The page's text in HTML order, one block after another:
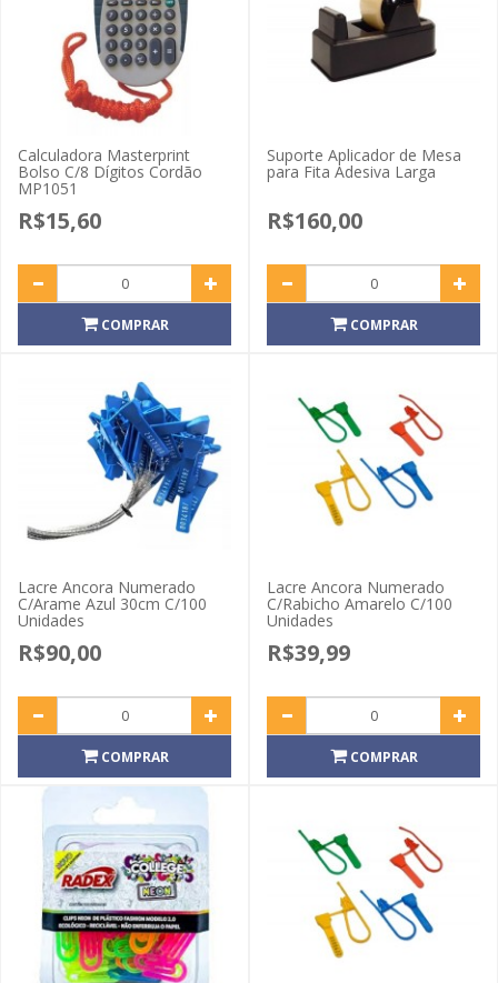
Calculadora Masterprint
Bolso C/8 Dígitos Cordão
MP1051
R$15,60
COMPRAR
Suporte Aplicador de Mesa
para Fita Adesiva Larga
R$160,00
COMPRAR
Lacre Ancora Numerado
C/Arame Azul 30cm C/100
Unidades
R$90,00
COMPRAR
Lacre Ancora Numerado
C/Rabicho Amarelo C/100
Unidades
R$39,99
COMPRAR